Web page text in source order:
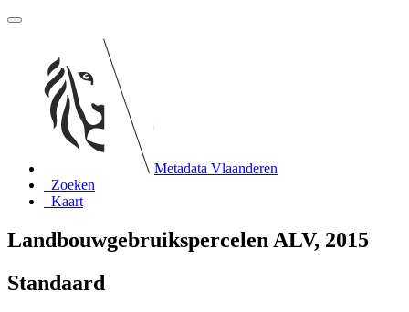
Metadata Vlaanderen
Zoeken
Kaart
Landbouwgebruikspercelen ALV, 2015
Standaard